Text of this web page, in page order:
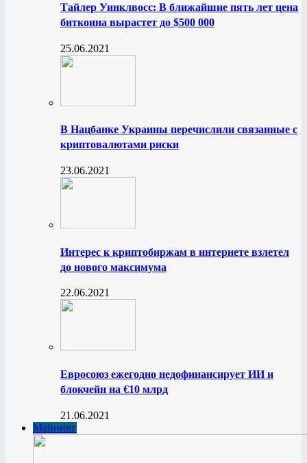
Тайлер Уинклвосс: В ближайшие пять лет цена
биткоина вырастет до $500 000
25.06.2021
В Нацбанке Украины перечислили связанные с
криптовалютами риски
23.06.2021
Интерес к криптобиржам в интернете взлетел
до нового максимума
22.06.2021
Евросоюз ежегодно недофинансирует ИИ и
блокчейн на €10 млрд
21.06.2021
Майнинг